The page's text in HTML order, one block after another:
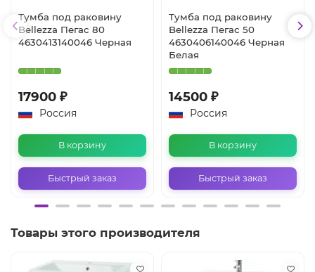
Тумба под раковину
Bellezza Пегас 80
4630413140046 Черная
17900 ₽
Россия
В корзину
Быстрый заказ
Тумба под раковину
Bellezza Пегас 50
4630406140046 Черная
Белая
14500 ₽
Россия
В корзину
Быстрый заказ
Товары этого производителя